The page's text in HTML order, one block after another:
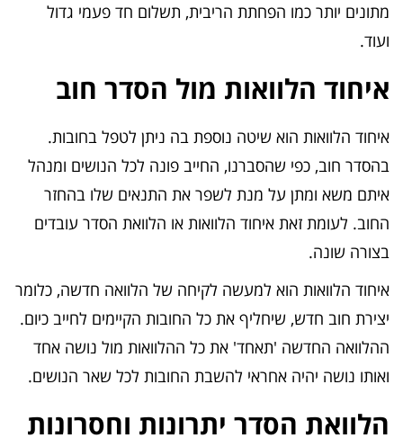
מתונים יותר כמו הפחתת הריבית, תשלום חד פעמי גדול
ועוד.
איחוד הלוואות מול הסדר חוב
איחוד הלוואות הוא שיטה נוספת בה ניתן לטפל בחובות.
בהסדר חוב, כפי שהסברנו, החייב פונה לכל הנושים ומנהל
איתם משא ומתן על מנת לשפר את התנאים שלו בהחזר
החוב. לעומת זאת איחוד הלוואות או הלוואת הסדר עובדים
בצורה שונה.
איחוד הלוואות הוא למעשה לקיחה של הלוואה חדשה, כלומר
יצירת חוב חדש, שיחליף את כל החובות הקיימים לחייב כיום.
ההלוואה החדשה 'תאחד' את כל ההלוואות מול נושה אחד
ואותו נושה יהיה אחראי להשבת החובות לכל שאר הנושים.
הלוואת הסדר יתרונות וחסרונות